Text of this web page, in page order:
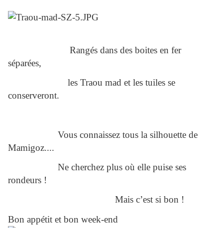
Rangés dans des boites en fer
séparées,
les Traou mad et les tuiles se
conserveront.
Vous connaissez tous la silhouette de
Mamigoz....
Ne cherchez plus où elle puise ses
rondeurs !
Mais c’est si bon !
Bon appétit et bon week-end